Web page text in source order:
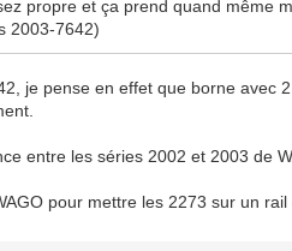
propre et ça prend quand même
2003-7642)
je pense en effet que borne avec
entre les séries 2002 et 2003 de
pour mettre les 2273 sur un